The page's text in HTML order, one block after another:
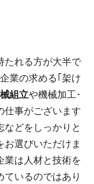
たれる方が大半で
業の求める｢架け
組立や機械加工･
仕事がございます
どをしっかりと
選びいただけま
業は人材と技術を
いるのではあり